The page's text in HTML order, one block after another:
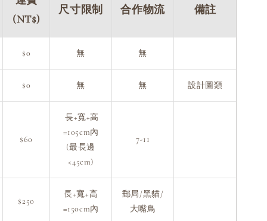
(NT$)
尺寸限制 合作物流 備註
$0 無 無
$0 無 無 設計圖類
$60
長+寬+高
=105cm內
(最長邊
<45cm)
7-11
$250
長+寬+高
=150cm內
郵局/黑貓/
大嘴鳥